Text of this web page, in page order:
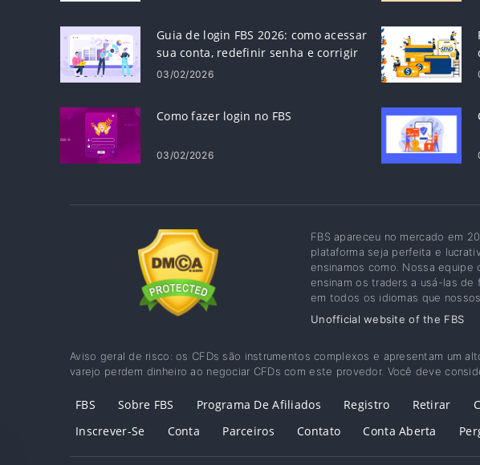
Guia de login FBS 2026: como acessar
sua conta, redefinir senha e corrigir
problemas de login
03/02/2026
Como fazer login no FBS
03/02/2026
FBS apareceu no mercado em
plataforma seja perfeita e
ensinamos como. Nossa
ensinam os traders a usá-las
em todos os idiomas que
Unofficial website of the FBS
Aviso geral de risco: os CFDs são instrumentos complexos e apresentam um
varejo perdem dinheiro ao negociar CFDs com este provedor. Você deve
FBS Sobre FBS Programa De Afiliados Registro Retirar
Inscrever-Se
Conta Parceiros Contato Conta Aberta